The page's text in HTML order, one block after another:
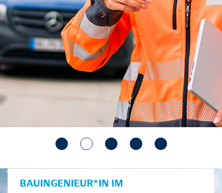
BAUINGENIEUR*IN IM